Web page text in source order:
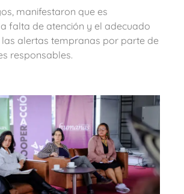
manifestaron que es
falta de atención y el adecuado
alertas tempranas por parte de
responsables.